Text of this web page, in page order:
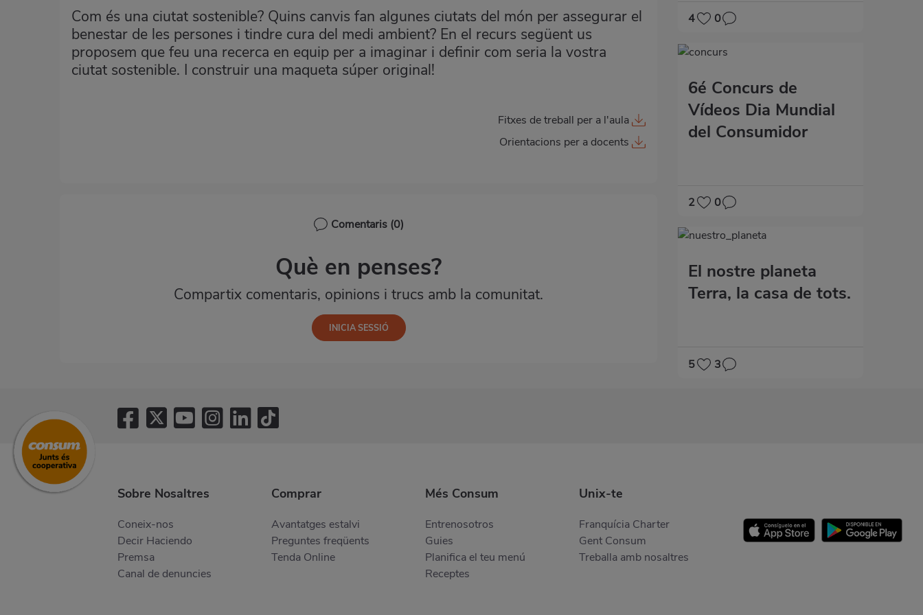
4 0
6é Concurs de
Vídeos Dia Mundial
del Consumidor
2 0
El nostre planeta
Terra, la casa de tots.
5 3
Com és una ciutat sostenible? Quins canvis fan algunes ciutats del món per assegurar el
benestar de les persones i tindre cura del medi ambient? En el recurs següent us
proposem que feu una recerca en equip per a imaginar i definir com seria la vostra
ciutat sostenible. I construir una maqueta súper original!
Fitxes de treball per a l'aula
Orientacions per a docents
Comentaris (0)
Què en penses?
Compartix comentaris, opinions i trucs amb la comunitat.
Sobre Nosaltres
Coneix-nos
Decir Haciendo
Premsa
Canal de denuncies
Comprar
Avantatges estalvi
Preguntes freqüents
Tenda Online
Més Consum
Entrenosotros
Guies
Planifica el teu menú
Receptes
Unix-te
Franquícia Charter
Gent Consum
Treballa amb nosaltres